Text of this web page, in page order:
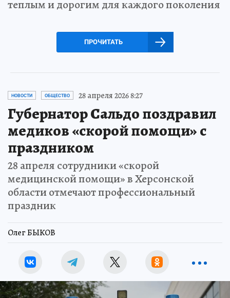
теплым и дорогим для каждого поколения
ПРОЧИТАТЬ
НОВОСТИ ОБЩЕСТВО 28 апреля 2026 8:27
Губернатор Сальдо поздравил
медиков «скорой помощи» с
праздником
28 апреля сотрудники «скорой
медицинской помощи» в Херсонской
области отмечают профессиональный
праздник
Олег БЫКОВ